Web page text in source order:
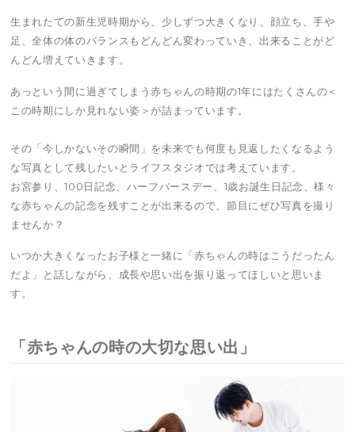
生まれたての新生児時期から、少しずつ大きくなり、顔立ち、手や
足、全体の体のバランスもどんどん変わっていき、出来ることがど
んどん増えていきます。
あっという間に過ぎてしまう赤ちゃんの時期の1年にはたくさんの＜
この時期にしか見れない姿＞が詰まっています。
その「今しかないその瞬間」を未来でも何度も見返したくなるよう
な写真として残したいとライフスタジオでは考えています。
お宮参り、100日記念、ハーフバースデー、1歳お誕生日記念、様々
な赤ちゃんの記念を残すことが出来るので、節目にぜひ写真を撮り
ませんか？
いつか大きくなったお子様と一緒に「赤ちゃんの時はこうだったん
だよ」と話しながら、成長や思い出を振り返ってほしいと思いま
す。
「赤ちゃんの時の大切な思い出」